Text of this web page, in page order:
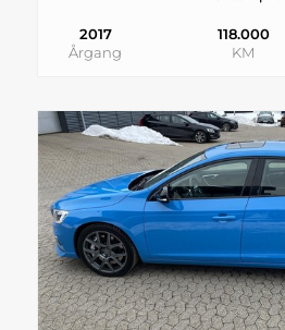
Startspærre
2017
Årgang
118.000
KM